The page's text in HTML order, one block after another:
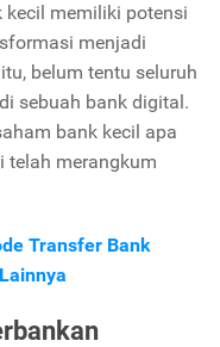
kecil memiliki potensi
menjadi
belum tentu seluruh
sebuah bank digital.
bank kecil apa
telah merangkum
Transfer Bank